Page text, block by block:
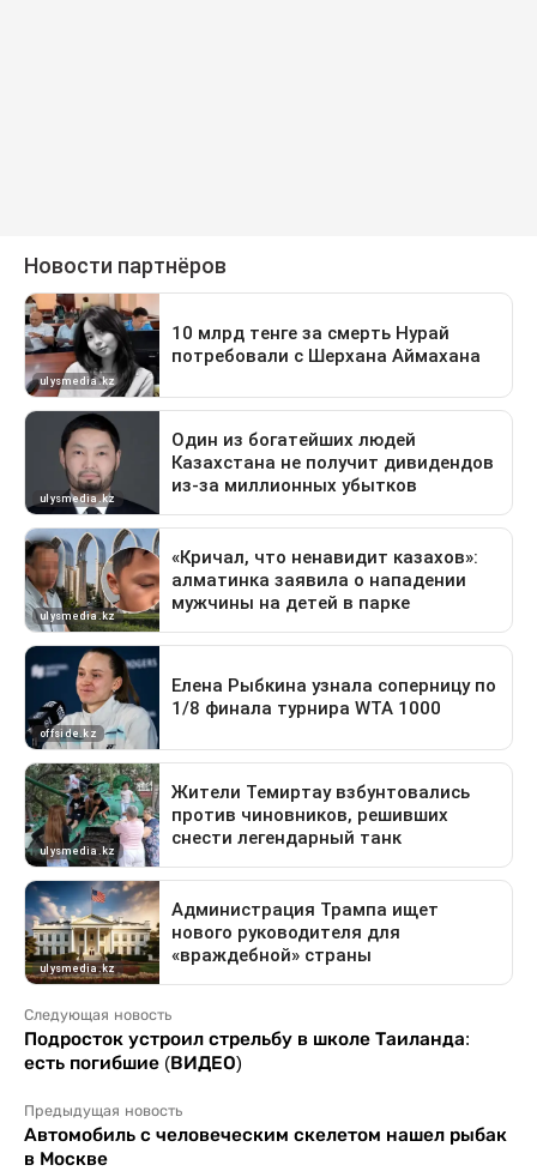
Следующая новость
Подросток устроил стрельбу в школе Таиланда:
есть погибшие (ВИДЕО)
Предыдущая новость
Автомобиль с человеческим скелетом нашел рыбак
в Москве